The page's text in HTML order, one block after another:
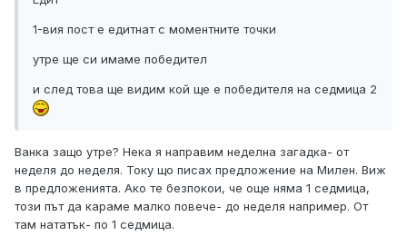
1-вия пост е едитнат с моментните точки
утре ще си имаме победител
и след това ще видим кой ще е победителя на седмица 2
Ванка защо утре? Нека я направим неделна загадка- от
неделя до неделя. Току що писах предложение на Милен. Виж
в предложенията. Ако те безпокои, че още няма 1 седмица,
този път да караме малко повече- до неделя например. От
там нататък- по 1 седмица.